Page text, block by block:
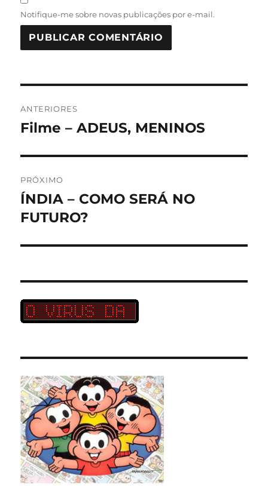
Notifique-me sobre novas publicações por e-mail.
de
ANTERIORES
Post
Filme – ADEUS, MENINOS
PRÓXIMO
Próximo
post:
ÍNDIA – COMO SERÁ NO
FUTURO?